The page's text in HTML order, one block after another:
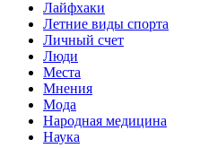
Лайфхаки
Летние виды спорта
Личный счет
Люди
Места
Мнения
Мода
Народная медицина
Наука